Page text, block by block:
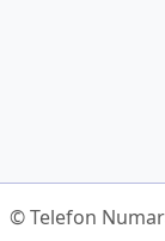
© Telefon